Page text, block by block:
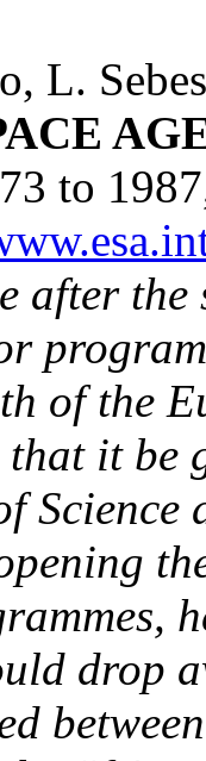
L.
to
after the
of the
that it be
Science
drop